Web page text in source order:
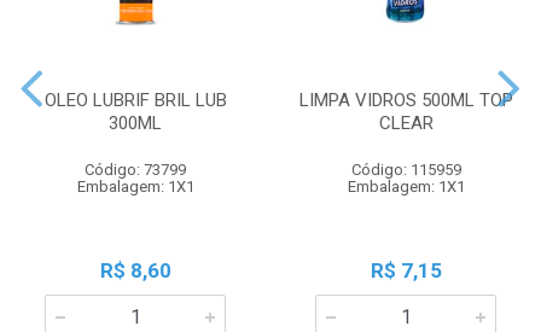
OLEO LUBRIF BRIL LUB
300ML
Código: 73799
Embalagem: 1X1
R$ 8,60
LIMPA VIDROS 500ML TOP
CLEAR
Código: 115959
Embalagem: 1X1
R$ 7,15